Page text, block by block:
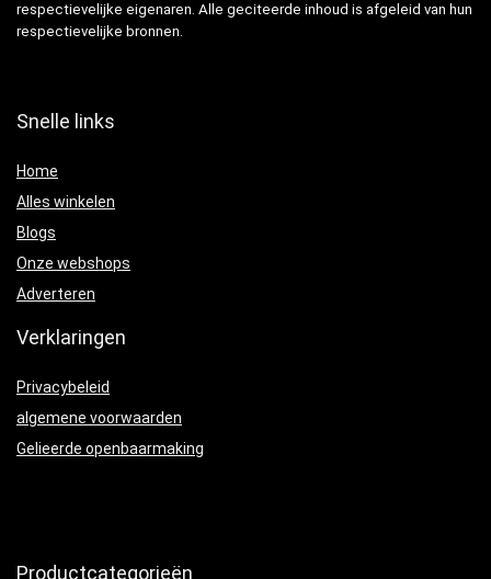
respectievelijke eigenaren. Alle geciteerde inhoud is afgeleid van hun
respectievelijke bronnen.
Snelle links
Home
Alles winkelen
Blogs
Onze webshops
Adverteren
Verklaringen
Privacybeleid
algemene voorwaarden
Gelieerde openbaarmaking
Productcategorieën